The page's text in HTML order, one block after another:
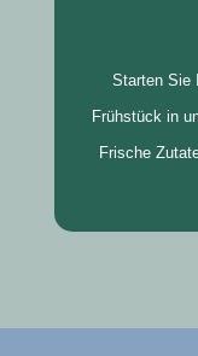
Starten Sie
Frühstück in
Frische